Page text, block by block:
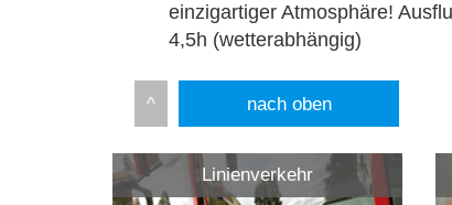
einzigartiger Atmosphäre!
4,5h (wetterabhängig)
nach oben
Linienverkehr